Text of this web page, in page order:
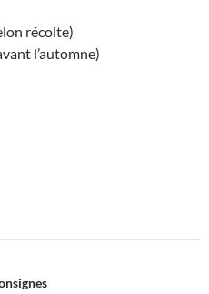
récolte)
l’automne)